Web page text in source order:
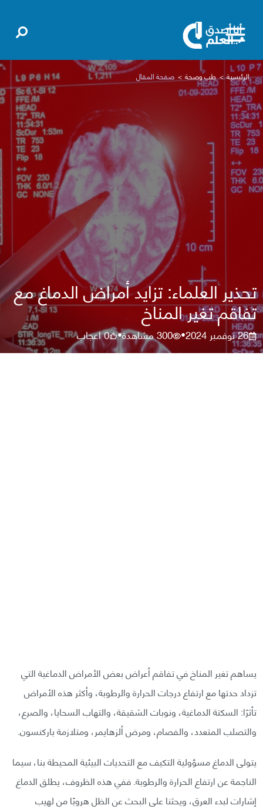
الرئيسية طب وصحة صفحة المقال
تحذير العلماء: تزايد أمراض الدماغ مع
تفاقم تغير المناخ
26 نوفمبر 2024 •
300مشاهدة•
0اعجاب
يساهم تغير المناخ في تفاقم أعراض بعض الأمراض الدماغية التي
تزداد حدتها مع ارتفاع درجات الحرارة والرطوبة، وأكثر هذه الأمراض
تأثرًا: السكتة الدماغية، ونوبات الشقيقة، والتهاب السحايا، والصرع،
والتصلب المتعدد، والفصام، ومرض ألزهايمر، ومتلازمة باركنسون.
يتولى الدماغ مسؤولية التكيف مع التحديات البيئية المحيطة بنا، سيما
الناجمة عن ارتفاع الحرارة والرطوبة. ففي هذه الظروف، يطلق الدماغ
إشارات لبدء العرق، ويحثنا على البحث عن الظل هروبًا من لهيب